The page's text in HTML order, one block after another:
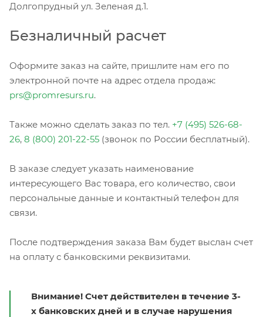
Долгопрудный ул. Зеленая д.1.
Безналичный расчет
Оформите заказ на сайте, пришлите нам его по
электронной почте на адрес отдела продаж:
prs@promresurs.ru.
Также можно сделать заказ по тел. +7 (495) 526-68-
26, 8 (800) 201-22-55 (звонок по России бесплатный).
В заказе следует указать наименование
интересующего Вас товара, его количество, свои
персональные данные и контактный телефон для
связи.
После подтверждения заказа Вам будет выслан счет
на оплату с банковскими реквизитами.
Внимание! Счет действителен в течение 3-
х банковских дней и в случае нарушения